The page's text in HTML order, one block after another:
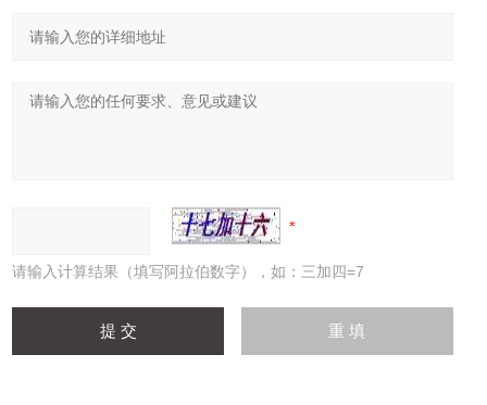
请输入计算结果（填写阿拉伯数字），如：三加四=7